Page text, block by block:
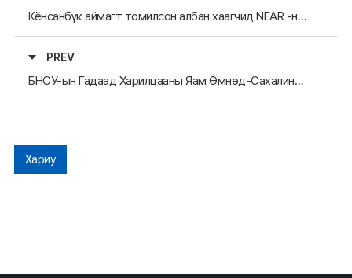
Кёнсанбүк аймагт томилсон албан хаагчид NEAR -н албан өрөөнд айлчиллаа
PREV
БНСУ-ын Гадаад Харилцааны Яам Өмнөд-Сахалинд төлөөлөгчийн газар нээхээр төлөвлөж байна.
Хариу